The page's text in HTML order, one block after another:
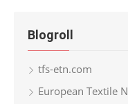
Blogroll
tfs-etn.com
European Textile